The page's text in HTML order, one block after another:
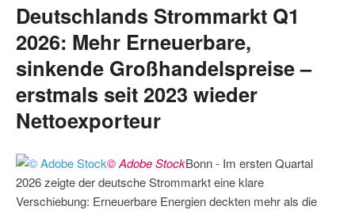
Deutschlands Strommarkt Q1
2026: Mehr Erneuerbare,
sinkende Großhandelspreise –
erstmals seit 2023 wieder
Nettoexporteur
© Adobe StockBonn - Im ersten Quartal
2026 zeigte der deutsche Strommarkt eine klare
Verschiebung: Erneuerbare Energien deckten mehr als die